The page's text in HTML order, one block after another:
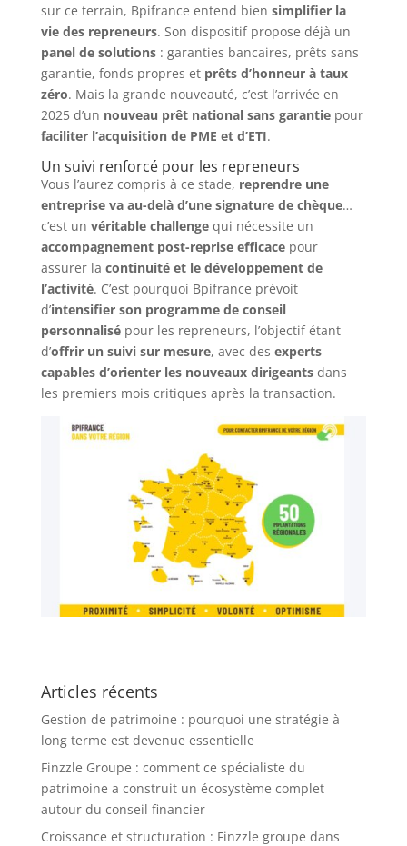
sur ce terrain, Bpifrance entend bien simplifier la
vie des repreneurs. Son dispositif propose déjà un
panel de solutions: garanties bancaires, prêts sans
garantie, fonds propres et prêts d’honneur à taux
zéro. Mais la grande nouveauté, c’est l’arrivée en
2025 d’un nouveau prêt national sans garantiepour
faciliter l’acquisition de PME et d’ETI.
Un suivi renforcé pour les repreneurs
Vous l’aurez compris à ce stade, reprendre une
entreprise va au-delà d’une signature de chèque…
c’est un véritable challengequi nécessite un
accompagnement post-reprise efficacepour
assurer la continuité et le développement de
l’activité. C’est pourquoi Bpifrance prévoit
d’intensifier son programme de conseil
personnalisépour les repreneurs, l’objectif étant
d’offrir un suivi sur mesure, avec des experts
capables d’orienter les nouveaux dirigeantsdans
les premiers mois critiques après la transaction.
Articles récents
Gestion de patrimoine : pourquoi une stratégie à
long terme est devenue essentielle
Finzzle Groupe : comment ce spécialiste du
patrimoine a construit un écosystème complet
autour du conseil financier
Croissance et structuration : Finzzle groupe dans